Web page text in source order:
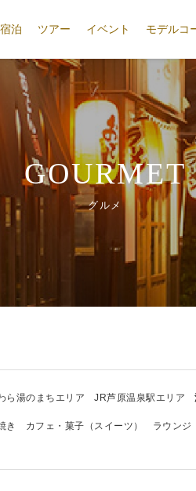
宿泊 ツアー イベント モデルコ
GOURMET
グルメ
ら湯のまちエリア JR芦原温泉駅エリア
き カフェ・菓子（スイーツ） ラウンジ